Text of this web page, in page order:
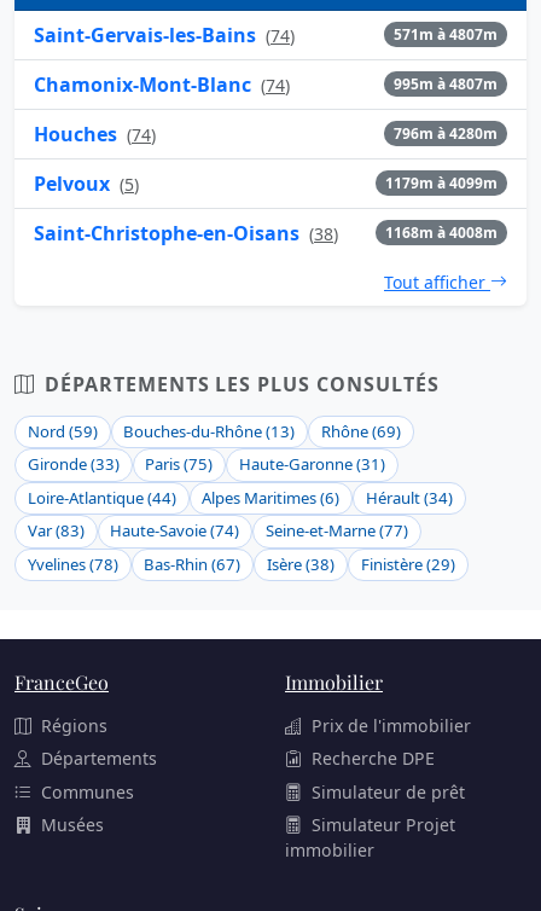
Saint-Gervais-les-Bains (74) 571m à 4807m
Chamonix-Mont-Blanc (74) 995m à 4807m
Houches (74) 796m à 4280m
Pelvoux (5) 1179m à 4099m
Saint-Christophe-en-Oisans (38) 1168m à 4008m
Tout afficher
DÉPARTEMENTS LES PLUS CONSULTÉS
Nord (59) Bouches-du-Rhône (13)
Rhône (69)
Gironde (33)
Paris (75)
Haute-Garonne (31)
Loire-Atlantique (44)
Alpes Maritimes (6)
Hérault (34)
Var (83)
Haute-Savoie (74)
Seine-et-Marne (77)
Yvelines (78)
Bas-Rhin (67) Isère (38) Finistère (29)
FranceGeo
Régions
Départements
Communes
Musées
Immobilier
Prix de l'immobilier
Recherche DPE
Simulateur de prêt
Simulateur Projet
immobilier